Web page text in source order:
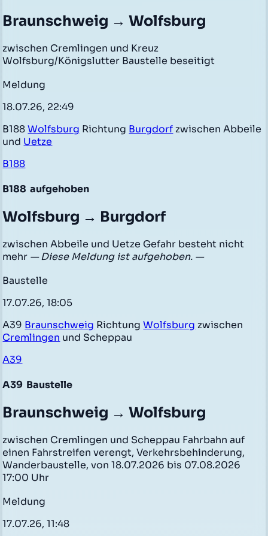
Braunschweig → Wolfsburg
zwischen Cremlingen und Kreuz
Wolfsburg/Königslutter Baustelle beseitigt
Meldung
18.07.26, 22:49
B188Wolfsburg Richtung Burgdorf zwischen Abbeile
und Uetze
B188
B188 aufgehoben
Wolfsburg → Burgdorf
zwischen Abbeile und Uetze Gefahr besteht nicht
mehr — Diese Meldung ist aufgehoben. —
Baustelle
17.07.26, 18:05
A39 Braunschweig RichtungWolfsburg zwischen
Cremlingen und Scheppau
A39
A39 Baustelle
Braunschweig → Wolfsburg
zwischen Cremlingen und Scheppau Fahrbahn auf
einen Fahrstreifen verengt, Verkehrsbehinderung,
Wanderbaustelle, von 18.07.2026 bis 07.08.2026
17:00 Uhr
Meldung
17.07.26, 11:48